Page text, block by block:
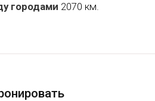
городами 2070 км.